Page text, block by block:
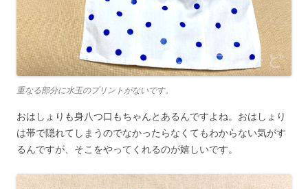
重なる部分に水玉のプリントがないです。
おはしょりも身八つ口もちゃんとあるんですよね。おはしょり
は帯で隠れてしまうのでなかったらなくてもわからない気がす
るんですが、そこをやってくれるのが嬉しいです。